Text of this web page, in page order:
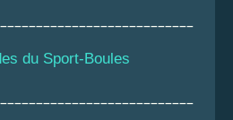
du Sport-Boules